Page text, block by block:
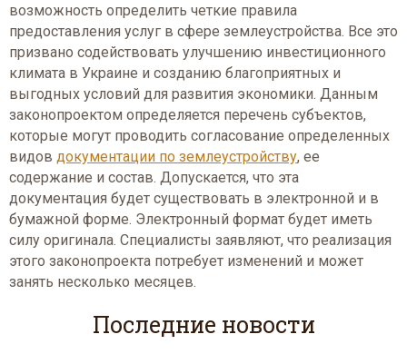
возможность определить четкие правила
предоставления услуг в сфере землеустройства. Все это
призвано содействовать улучшению инвестиционного
климата в Украине и созданию благоприятных и
выгодных условий для развития экономики. Данным
законопроектом определяется перечень субъектов,
которые могут проводить согласование определенных
видов документации по землеустройству, ее
содержание и состав. Допускается, что эта
документация будет существовать в электронной и в
бумажной форме. Электронный формат будет иметь
силу оригинала. Специалисты заявляют, что реализация
этого законопроекта потребует изменений и может
занять несколько месяцев.
Последние новости